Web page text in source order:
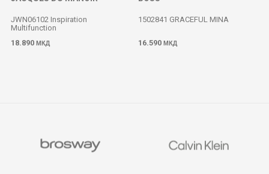
JWN06102 Inspiration
Multifunction
18.890 МКД
1502841 GRACEFUL MINA
16.590 МКД